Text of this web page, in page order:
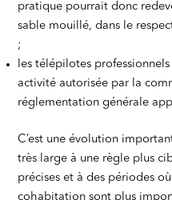
pratique pourrait donc
sable mouillé, dans le
;
les télépilotes
activité autorisée par la
réglementation générale
C’est une évolution
très large à une règle plus
précises et à des périodes
cohabitation sont plus